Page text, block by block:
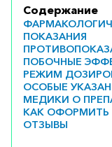
Содержание
ПОКАЗАНИЯ
ПОБОЧНЫЕ
РЕЖИМ
ОСОБЫЕ
МЕДИКИ О
КАК ОФОРМИТЬ
ОТЗЫВЫ